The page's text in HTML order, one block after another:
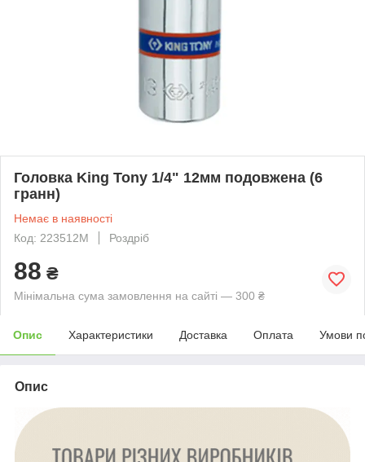
Головка King Tony 1/4" 12мм подовжена (6
гранн)
Немає в наявності
Код: 223512M
Роздріб
88 ₴
Мінімальна сума замовлення на сайті — 300 ₴
Опис Характеристики Доставка Оплата Умови
Опис